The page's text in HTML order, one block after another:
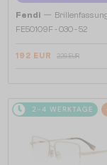
Fendi —
FE50109F - 030 - 52
192 EUR 226 EUR
2-4 WERKTAGE